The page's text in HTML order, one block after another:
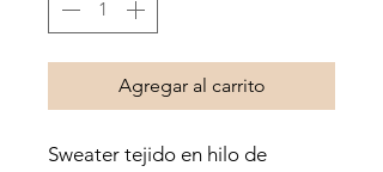
Agregar al carrito
Sweater tejido en hilo de